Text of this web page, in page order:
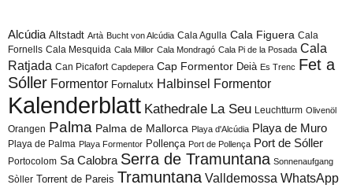
Alcúdia Altstadt Artà Bucht von Alcúdia Cala Agulla Cala Figuera Cala
Fornells Cala Mesquida Cala Millor Cala Mondragó Cala Pi de la Posada Cala
Ratjada Can Picafort Capdepera Cap Formentor Deià Es Trenc Fet a
Sóller Formentor Fornalutx Halbinsel Formentor
Kalenderblatt Kathedrale La Seu Leuchtturm Olivenöl
Orangen Palma Palma de Mallorca Playa d'Alcúdia Playa de Muro
Playa de Palma Playa Formentor Pollença Port de Pollença Port de Sóller
Portocolom Sa Calobra Serra de Tramuntana Sonnenaufgang
Sòller Torrent de Pareis Tramuntana Valldemossa WhatsApp